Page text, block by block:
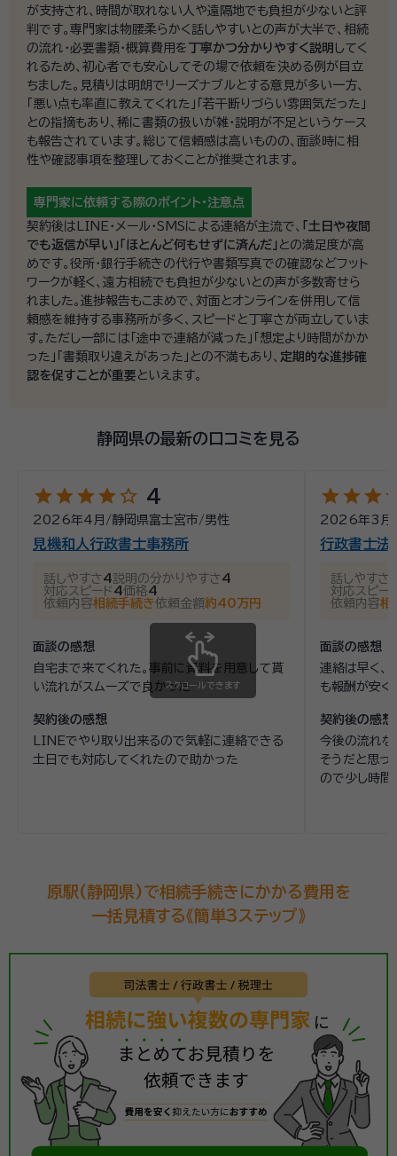
が支持され、時間が取れない人や遠隔地でも負担が少ないと評
判です。専門家は物腰柔らかく話しやすいとの声が大半で、相続
の流れ・必要書類・概算費用を 丁寧かつ分かりやすく説明 してく
れるため、初心者でも安心してその場で依頼を決める例が目立
ちました。見積りは明朗でリーズナブルとする意見が多い一方、
「悪い点も率直に教えてくれた」「若干断りづらい雰囲気だった」
との指摘もあり、稀に書類の扱いが雑・説明が不足というケース
も報告されています。総じて信頼感は高いものの、面談時に相
性や確認事項を整理しておくことが推奨されます。
専門家に依頼する際のポイント・注意点
契約後はLINE・メール・SMSによる連絡が主流で、 「土日や夜間
でも返信が早い」「ほとんど何もせずに済んだ」 との満足度が高
めです。役所・銀行手続きの代行や書類写真での確認などフット
ワークが軽く、遠方相続でも負担が少ないとの声が多数寄せら
れました。進捗報告もこまめで、対面とオンラインを併用して信
頼感を維持する事務所が多く、スピードと丁寧さが両立していま
す。ただし一部には「途中で連絡が減った」「想定より時間がかか
った」「書類取り違えがあった」との不満もあり、 定期的な進捗確
認を促すことが重要といえます。
静岡県の最新の口コミを見る
starstarstarstarstar_outline 4
2026年4月 /静岡県富士宮市/男性
見機和人行政書士事務所
話しやすさ4説明の分かりやすさ4
対応スピード 4価格4
依頼内容相続手続き依頼金額約40万円
面談の感想
自宅まで来てくれた。事前に資料を用意して貰
い流れがスムーズで良かった
契約後の感想
LINEでやり取り出来るので気軽に連絡できる
土日でも対応してくれたので助かった
starstarstar
2026年3月
行政書士法
話しやすさ
対応スピー
依頼内容相
面談の感想
連絡は早く、
も報酬が安く
契約後の感想
今後の流れな
そうだと思っ
ので少し時間
スクロールできます
原駅(静岡県)で相続手続きにかかる費用を
一括見積する《簡単3ステップ》